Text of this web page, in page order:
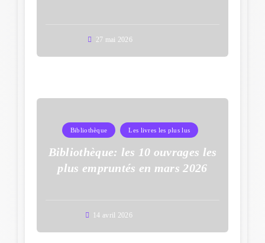
27 mai 2026
Bibliothèque Les livres les plus lus
Bibliothèque: les 10 ouvrages les
plus empruntés en mars 2026
14 avril 2026